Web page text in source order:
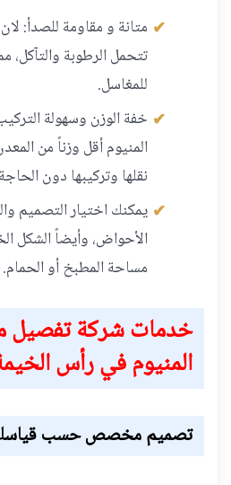
متانة و مقاومة للصدأ:
تتحمل الرطوبة والتآكل،
للمغاسل.
خفة الوزن وسهولة
المنيوم أقل وزناً من
نقلها وتركيبها دون
يمكنك اختيار التصميم
الأحواض، وأيضاً الشكل
مساحة المطبخ أو الحمام.
خدمات شركة تفصيل
المنيوم في رأس
تصميم مخصص حسب